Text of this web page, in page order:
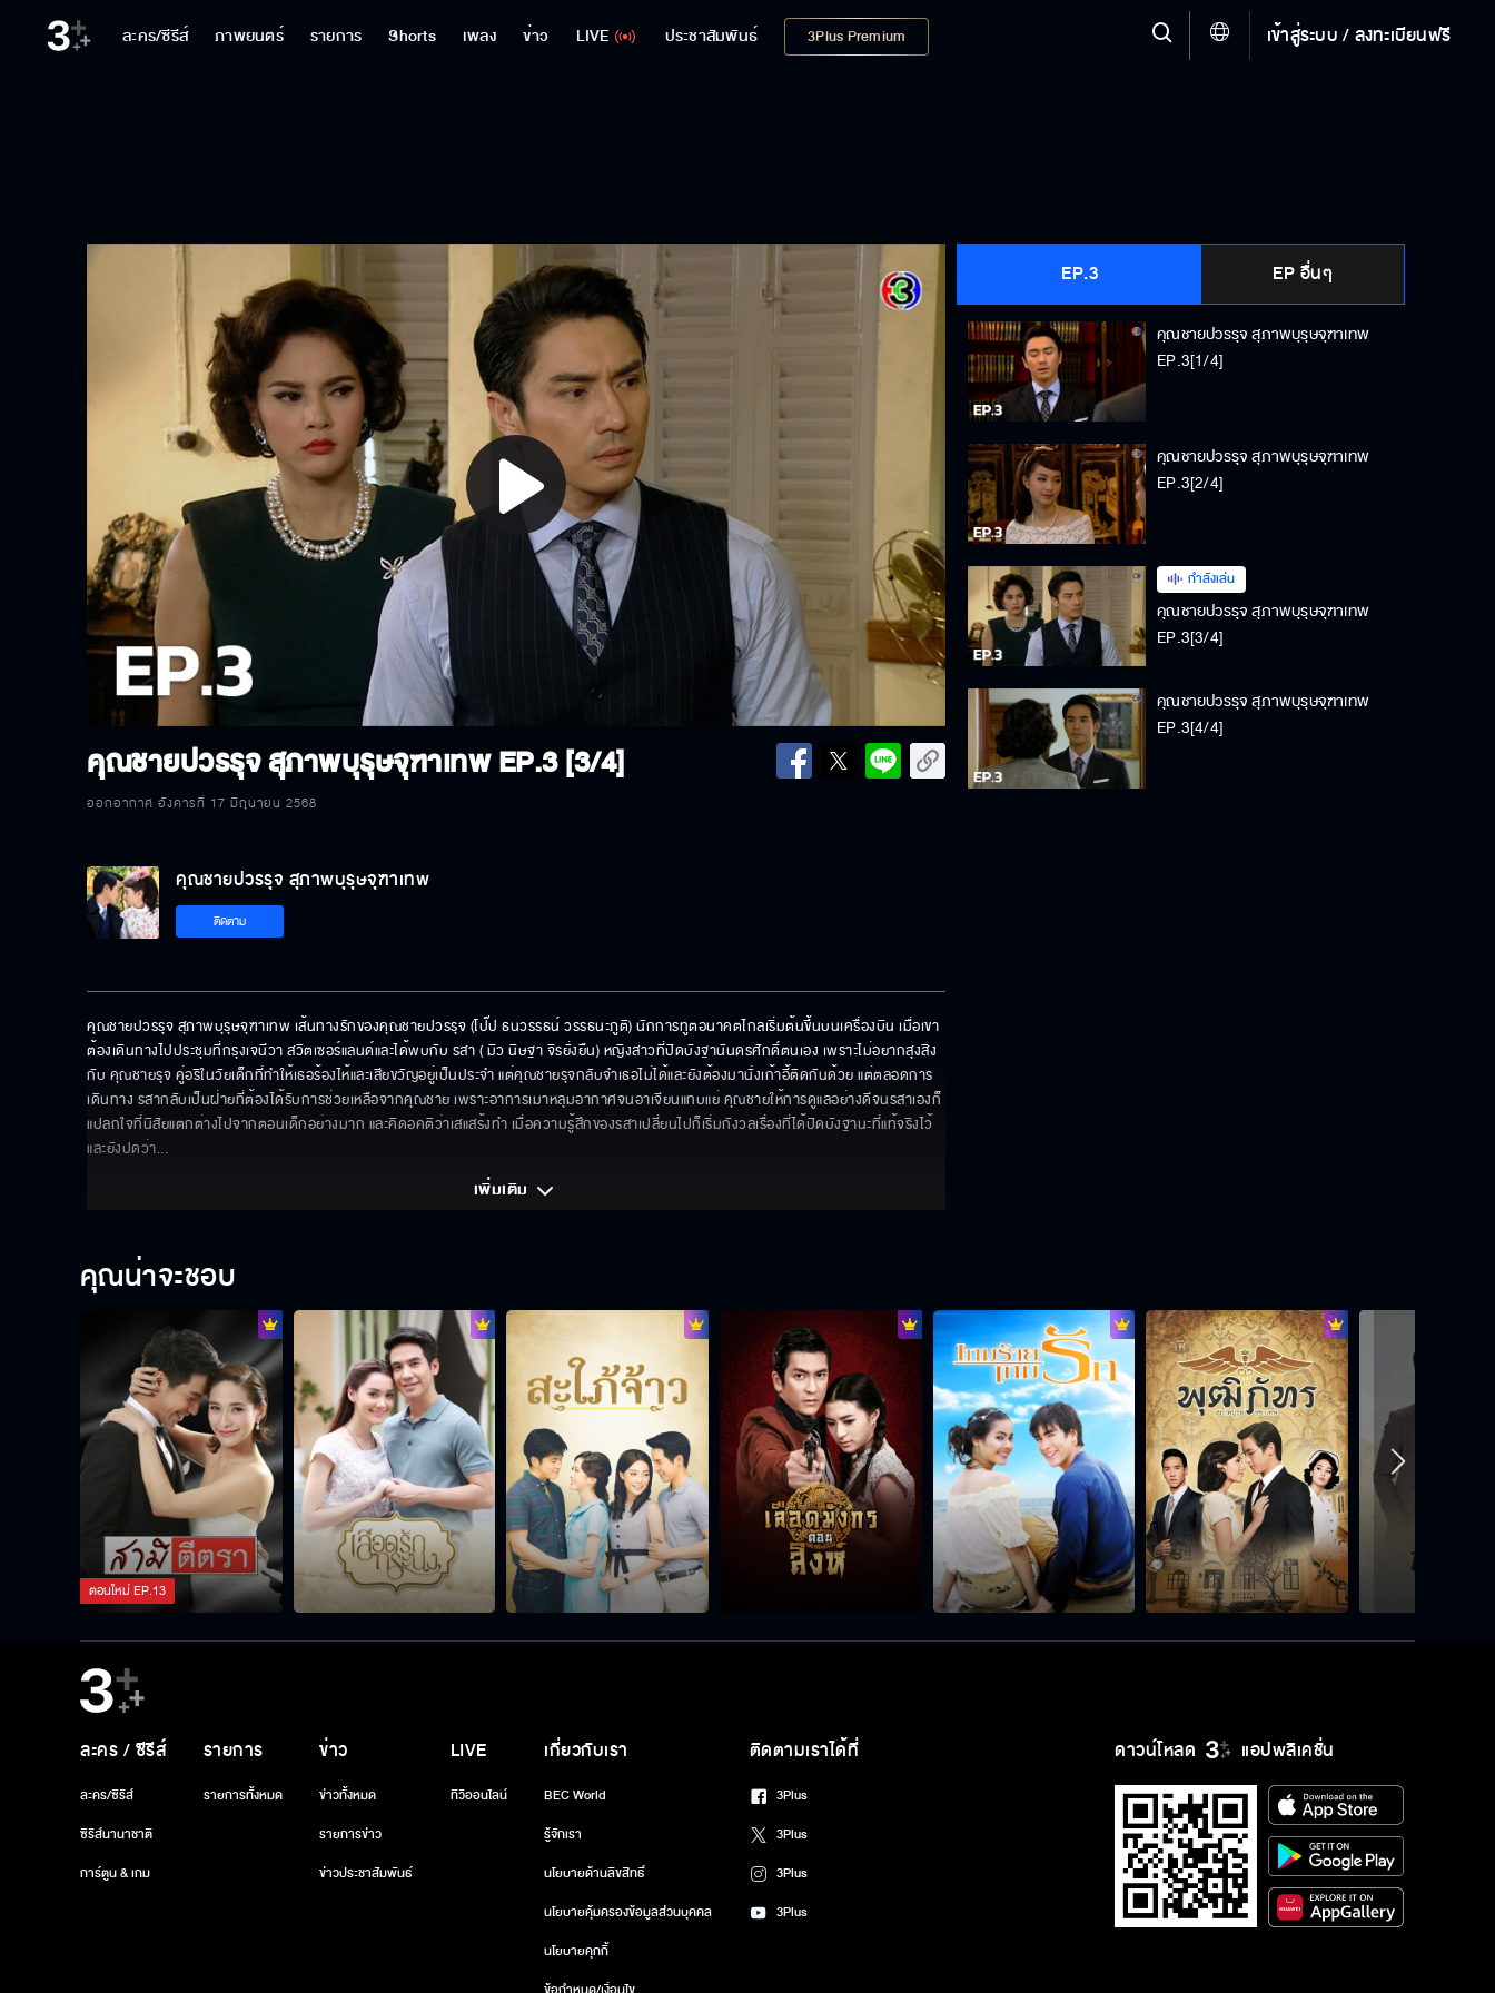
ละคร/ซีรีส์ ภาพยนตร์ รายการ Shorts เพลง ข่าว LIVE ประชาสัมพันธ์ 3Plus Premium เข้าสู่ระบบ / ลงทะเบียนฟรี
Play
Video
คุณชายปวรรุจ สุภาพบุรุษจุฑาเทพEP.3 [3/4]
ออกอากาศ อังคารที่ 17 มิถุนายน 2568
EP.3 EP อื่นๆ
คุณชายปวรรุจ สุภาพบุรุษจุฑาเทพ
EP.3[1/4]
คุณชายปวรรุจ สุภาพบุรุษจุฑาเทพ
EP.3[2/4]
กำลังเล่น
คุณชายปวรรุจ สุภาพบุรุษจุฑาเทพ
EP.3[3/4]
คุณชายปวรรุจ สุภาพบุรุษจุฑาเทพ
EP.3[4/4]
คุณชายปวรรุจ สุภาพบุรุษจุฑาเทพ
ติดตาม
คุณชายปวรรุจ สุภาพบุรุษจุฑาเทพ เส้นทางรักของคุณชายปวรรุจ (โป๊ป ธนวรรธน์ วรรธนะภูติ) นักการทูตอนาคตไกลเริ่มต้นขึ้นบนเครื่องบิน เมื่อเขา
ต้องเดินทางไปประชุมที่กรุงเจนีวา สวิตเซอร์แลนด์และได้พบกับ รสา ( มิว นิษฐา จิรยั่งยืน) หญิงสาวที่ปิดบังฐานันดรศักดิ์ตนเอง เพราะไม่อยากสุงสิง
กับ คุณชายรุจ คู่อริในวัยเด็กที่ทำให้เธอร้องไห้และเสียขวัญอยู่เป็นประจำ แต่คุณชายรุจกลับจำเธอไม่ได้และยังต้องมานั่งเก้าอี้ติดกันด้วย แต่ตลอดการ
เดินทาง รสากลับเป็นฝ่ายที่ต้องได้รับการช่วยเหลือจากคุณชาย เพราะอาการเมาหลุมอากาศจนอาเจียนแทบแย่ คุณชายให้การดูแลอย่างดีจนรสาเองก็
แปลกใจที่นิสัยแตกต่างไปจากตอนเด็กอย่างมาก และคิดอคติว่าเสแสร้งทำ เมื่อความรู้สึกของรสาเปลี่ยนไปก็เริ่มกังวลเรื่องที่ได้ปิดบังฐานะที่แท้จริงไว้
และยังปดว่า...
เพิ่มเติม
คุณน่าจะชอบ
ตอนใหม่EP.13
ดาวน์โหลด แอปพลิเคชั่น
ละคร / ซีรีส์
ละคร/ซีรีส์
ซีรีส์นานาชาติ
การ์ตูน & เกม
รายการ
รายการทั้งหมด
ข่าว
ข่าวทั้งหมด
รายการข่าว
ข่าวประชาสัมพันธ์
LIVE
ทีวีออนไลน์
เกี่ยวกับเรา
BEC World
รู้จักเรา
นโยบายด้านลิขสิทธิ์
นโยบายคุ้มครองข้อมูลส่วนบุคคล
นโยบายคุกกี้
ติดตามเราได้ที่
3Plus
3Plus
3Plus
3Plus